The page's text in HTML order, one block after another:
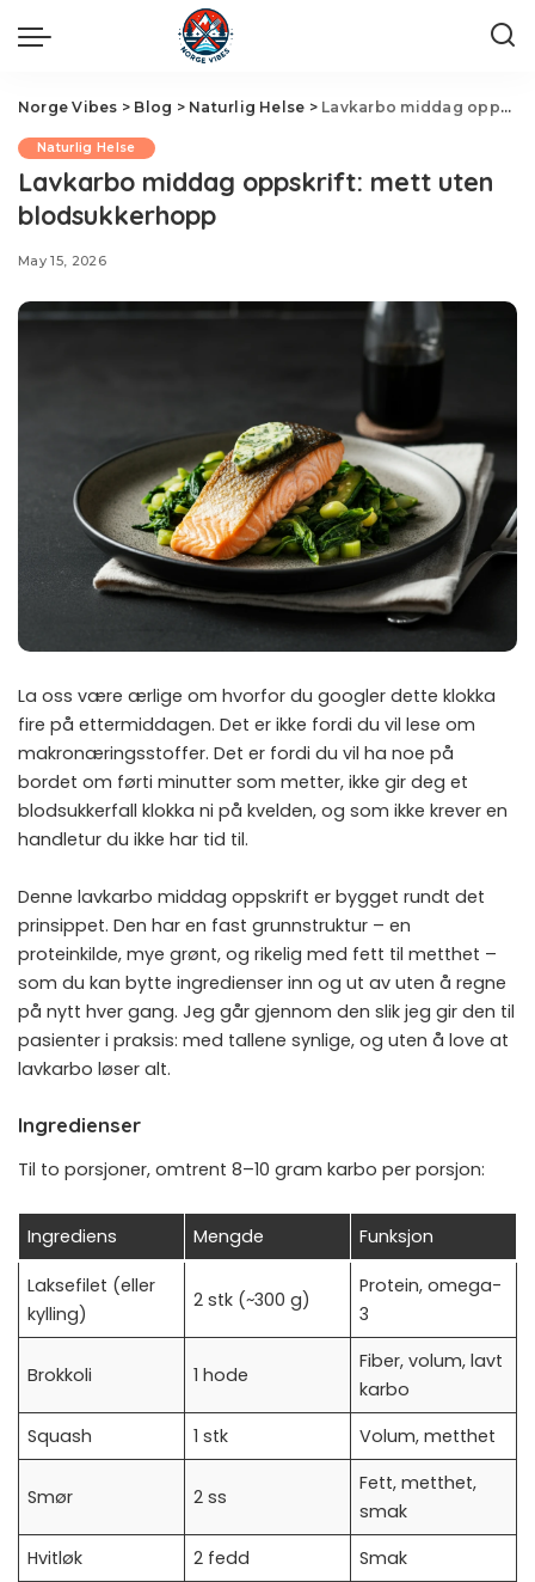
Norge Vibes > Blog > Naturlig Helse > Lavkarbo middag oppskrift: mett uten blodsukkerhopp
Naturlig Helse
Lavkarbo middag oppskrift: mett uten
blodsukkerhopp
May 15, 2026
La oss være ærlige om hvorfor du googler dette klokka
fire på ettermiddagen. Det er ikke fordi du vil lese om
makronæringsstoffer. Det er fordi du vil ha noe på
bordet om førti minutter som metter, ikke gir deg et
blodsukkerfall klokka ni på kvelden, og som ikke krever en
handletur du ikke har tid til.
Denne lavkarbo middag oppskrift er bygget rundt det
prinsippet. Den har en fast grunnstruktur – en
proteinkilde, mye grønt, og rikelig med fett til metthet –
som du kan bytte ingredienser inn og ut av uten å regne
på nytt hver gang. Jeg går gjennom den slik jeg gir den til
pasienter i praksis: med tallene synlige, og uten å love at
lavkarbo løser alt.
Ingredienser
Til to porsjoner, omtrent 8–10 gram karbo per porsjon:
Ingrediens Mengde Funksjon
Laksefilet (eller
kylling)
2 stk (~300 g)
Protein, omega-
3
Brokkoli 1 hode
Fiber, volum, lavt
karbo
Squash
1 stk Volum, metthet
Smør 2 ss
Fett, metthet,
smak
Hvitløk
2 fedd
Smak